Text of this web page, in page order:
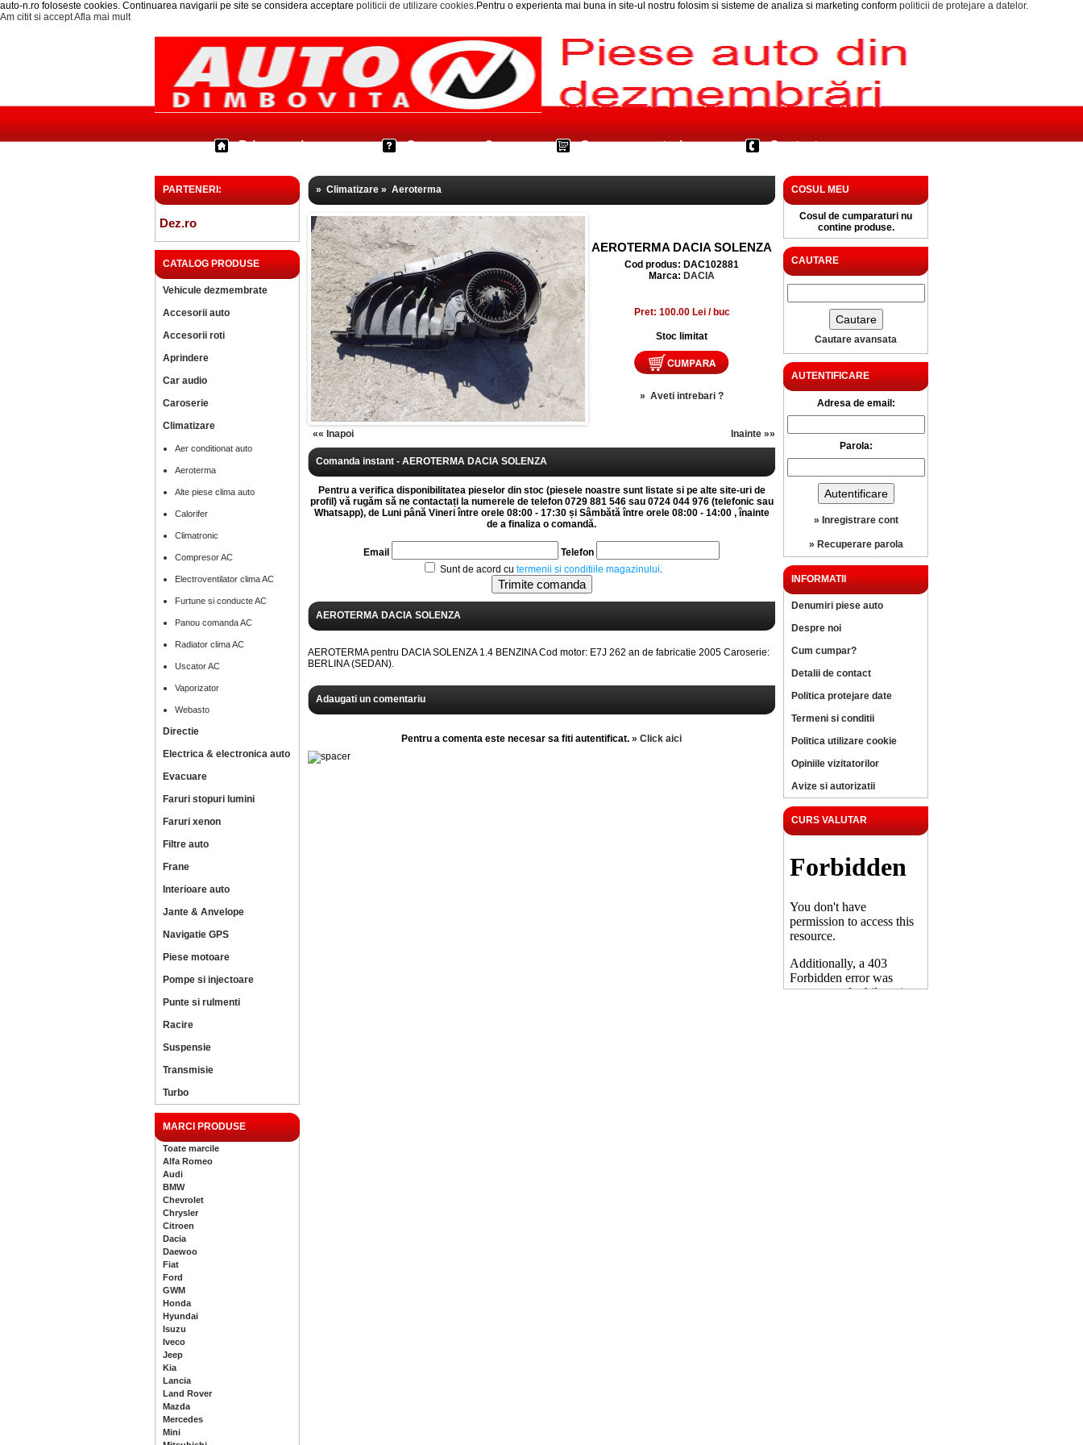
auto-n.ro foloseste cookies. Continuarea navigarii pe site se considera acceptare politicii de utilizare cookies.Pentru o experienta mai buna in site-ul nostru folosim si sisteme de analiza si marketing conform politicii de protejare a datelor.
Am citit si acceptAfla mai mult
Prima pagina Cum cumpar? Cos cumparaturi Contact
PARTENERI:
Dez.ro
CATALOG PRODUSE
Vehicule dezmembrate
Accesorii auto
Accesorii roti
Aprindere
Car audio
Caroserie
Climatizare
Aer conditionat auto
Aeroterma
Alte piese clima auto
Calorifer
Climatronic
Compresor AC
Electroventilator clima AC
Furtune si conducte AC
Panou comanda AC
Radiator clima AC
Uscator AC
Vaporizator
Webasto
Directie
Electrica & electronica auto
Evacuare
Faruri stopuri lumini
Faruri xenon
Filtre auto
Frane
Interioare auto
Jante & Anvelope
Navigatie GPS
Piese motoare
Pompe si injectoare
Punte si rulmenti
Racire
Suspensie
Transmisie
Turbo
MARCI PRODUSE
Toate marcile
Alfa Romeo
Audi
BMW
Chevrolet
Chrysler
Citroen
Dacia
Daewoo
Fiat
Ford
GWM
Honda
Hyundai
Isuzu
Iveco
Jeep
Kia
Lancia
Land Rover
Mazda
Mercedes
Mini
» Climatizare » Aeroterma
AEROTERMA DACIA SOLENZA
Cod produs: DAC102881
Marca: DACIA
Pret: 100.00 Lei / buc
Stoc limitat
» Aveti intrebari ?
«« Inapoi Inainte »»
Comanda instant - AEROTERMA DACIA SOLENZA
Pentru a verifica disponibilitatea pieselor din stoc (piesele noastre sunt listate si pe alte site-uri de
profil) vă rugăm să ne contactați la numerele de telefon 0729 881 546 sau 0724 044 976 (telefonic sau
Whatsapp), de Luni până Vineri între orele 08:00 - 17:30 și Sâmbătă între orele 08:00 - 14:00 , înainte
de a finaliza o comandă.
Email
Telefon
Sunt de acord cu termenii si conditiile magazinului.
AEROTERMA DACIA SOLENZA
AEROTERMA pentru DACIA SOLENZA 1.4 BENZINA Cod motor: E7J 262 an de fabricatie 2005 Caroserie:
BERLINA (SEDAN).
Adaugati un comentariu
Pentru a comenta este necesar sa fiti autentificat. » Click aici
COSUL MEU
Cosul de cumparaturi nu
contine produse.
CAUTARE
Cautare avansata
AUTENTIFICARE
Adresa de email:
Parola:
» Inregistrare cont
» Recuperare parola
INFORMATII
Denumiri piese auto
Despre noi
Cum cumpar?
Detalii de contact
Politica protejare date
Termeni si conditii
Politica utilizare cookie
Opiniile vizitatorilor
Avize si autorizatii
CURS VALUTAR